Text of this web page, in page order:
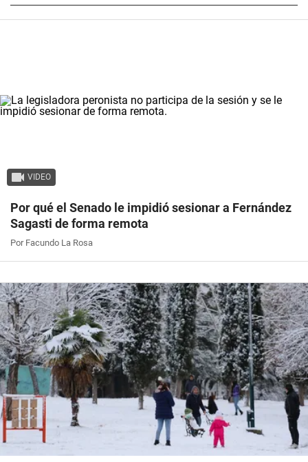
VIDEO
Por qué el Senado le impidió sesionar a Fernández
Sagasti de forma remota
Por Facundo La Rosa